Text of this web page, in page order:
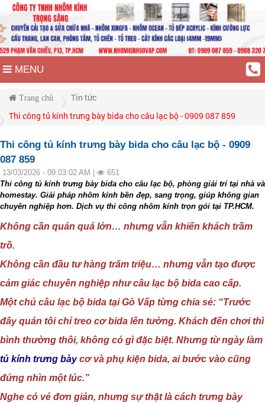
MENU
Trang chủ
Tin tức
Thi công tủ kính trưng bày bida cho câu lạc bộ - 0909 087 859
Thi công tủ kính trưng bày bida cho câu lạc bộ - 0909
087 859
13/03/2026 - 09:03:02 AM |
651
Thi công tủ kính trưng bày bida cho câu lạc bộ, phòng giải trí tại nhà và
homestay. Giải pháp nhôm kính bền đẹp, sang trọng, giúp không gian
chuyên nghiệp hơn. Dịch vụ thi công nhôm kính trọn gói tại TP.HCM.
Không cần quán quá lớn… nhưng vẫn khiến khách trầm
trồ.
Không cần đầu tư hàng trăm triệu… nhưng vẫn tạo được
cảm giác chuyên nghiệp như câu lạc bộ bida cao cấp.
Một chủ câu lạc bộ bida tại Gò Vấp từng chia sẻ: “Trước
đây quán tôi chỉ treo cơ bida lên tường. Khách đến chơi thì
bình thường thôi, không có gì đặc biệt. Nhưng từ ngày làm
tủ kính trưng bàycơ và phụ kiện bida, ai bước vào cũng
đứng nhìn một lúc.”
Nghe có vẻ đơn giản, nhưng sự thật là cách trưng bày